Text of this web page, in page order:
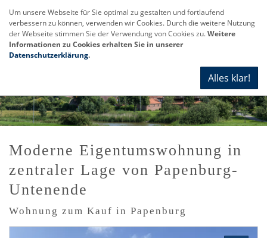
Moderne Eigentumswohnung in
zentraler Lage von Papenburg-
Untenende
Wohnung zum Kauf in Papenburg
Um unsere Webseite für Sie optimal zu gestalten und fortlaufend
verbessern zu können, verwenden wir Cookies. Durch die weitere Nutzung
der Webseite stimmen Sie der Verwendung von Cookies zu.Weitere
Informationen zu Cookies erhalten Sie in unserer
Datenschutzerklärung.
Alles klar!